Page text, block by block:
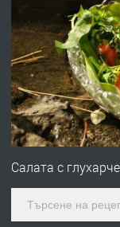
ПРЕДЛАГА
ПРЕДЛАГА
Салата с